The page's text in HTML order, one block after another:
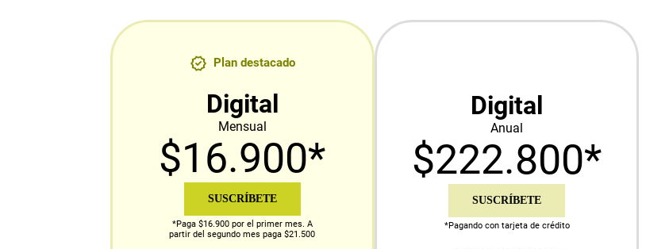
Plan destacado
Digital
Mensual
$16.900*
SUSCRÍBETE
*Paga $16.900 por el primer mes. A
partir del segundo mes paga $21.500
Digital
Anual
$222.800*
SUSCRÍBETE
*Pagando con tarjeta de crédito